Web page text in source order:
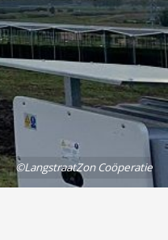
©LangstraatZon Coöperatie